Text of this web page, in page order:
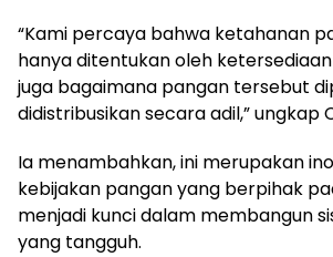
“Kami percaya bahwa ketahanan
hanya ditentukan oleh
juga bagaimana pangan tersebut
didistribusikan secara adil,” ungkap
Ia menambahkan, ini merupakan
kebijakan pangan yang berpihak
menjadi kunci dalam membangun
yang tangguh.